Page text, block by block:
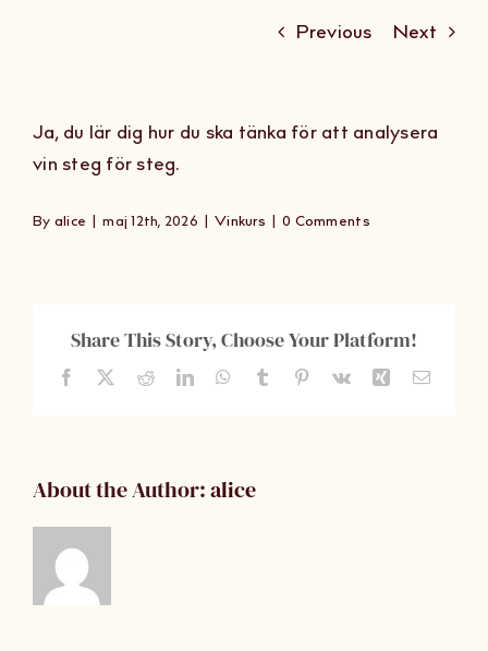
Presentkort
Om Oss
Previous Next
Ja, du lär dig hur du ska tänka för att analysera
vin steg för steg.
By alice | maj 12th, 2026 | Vinkurs | 0 Comments
Share This Story, Choose Your Platform!
Facebook RedditLinkedInWhatsApp
Tumblr Pinterest
Vk Xing Email
About the Author:alice